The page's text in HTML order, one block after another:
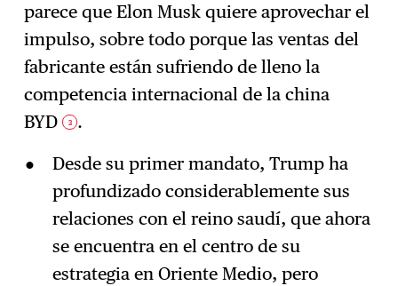
parece que Elon Musk quiere aprovechar el
impulso, sobre todo porque las ventas del
fabricante están sufriendo de lleno la
competencia internacional de la china
BYD 3 .
Desde su primer mandato, Trump ha
profundizado considerablemente sus
relaciones con el reino saudí, que ahora
se encuentra en el centro de su
estrategia en Oriente Medio, pero